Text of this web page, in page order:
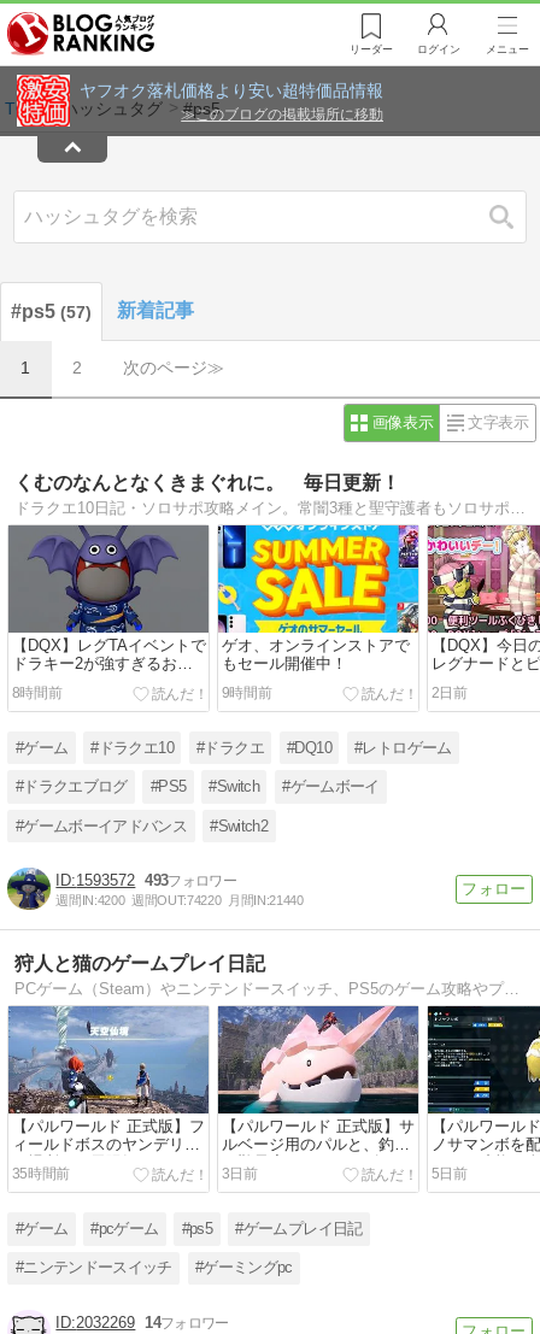
リーダー ログイン メニュー
ヤフオク落札価格より安い超特価品情報
≫このブログの掲載場所に移動
TOP ハッシュタグ #ps5
検索
#ps5 57 新着記事
1 2 次のページ≫
画像表示 文字表示
くむのなんとなくきまぐれに。 毎日更新！
ドラクエ10日記・ソロサポ攻略メイン。常闇3種と聖守護者もソロサポでクリア済。現在は、コンシューマー色々とドラクエ10日記やってます！是非きてね！
【DQX】レグTAイベントで
ドラキー2が強すぎるお
話、他ピケコラボ
8時間前
ゲオ、オンラインストアで
もセール開催中！
9時間前
【DQX】今日
レグナードと
他、鎌スパス
2日前
#ゲーム #ドラクエ10 #ドラクエ #DQ10 #レトロゲーム
#ドラクエブログ #PS5 #Switch #ゲームボーイ
#ゲームボーイアドバンス #Switch2
1593572 493
週間IN:4200 週間OUT:74220 月間IN:21440
狩人と猫のゲームプレイ日記
PCゲーム（Steam）やニンテンドースイッチ、PS5のゲーム攻略やプレイ日記のブログ。おすすめなゲーミングPCの買い方についても詳しくご紹介！
【パルワールド 正式版】フ
ィールドボスのヤンデリナ
の場所と、天陽郷にあるソ
ルライトの掘り方
35時間前
【パルワールド 正式版】サ
ルベージ用のパルと、釣り
の難易度が下がるコゴエー
ルとモモエール
3日前
【パルワール
ノサマンボを
パルの才能が
なるスキル持ち
5日前
#ゲーム #pcゲーム #ps5 #ゲームプレイ日記
#ニンテンドースイッチ #ゲーミングpc
2032269 14